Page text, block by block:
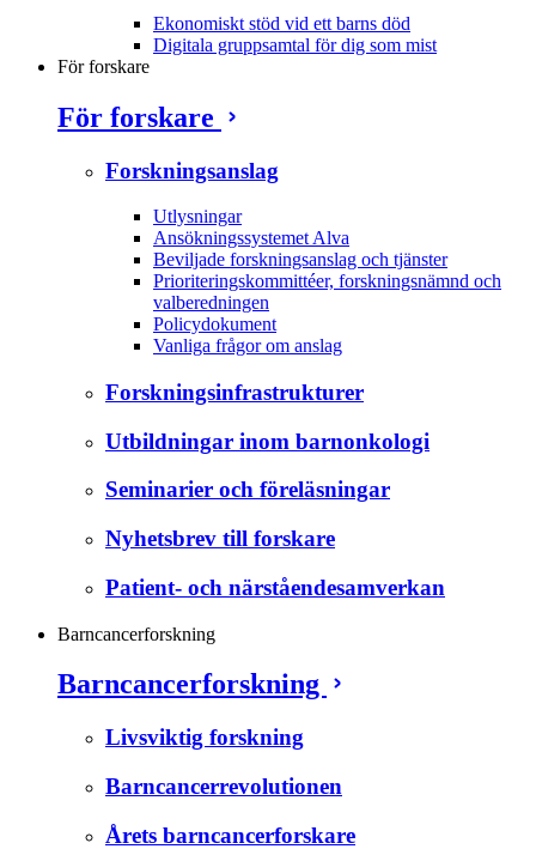
Ekonomiskt stöd vid ett barns död
Digitala gruppsamtal för dig som mist
För forskare
För forskare
Forskningsanslag
Utlysningar
Ansökningssystemet Alva
Beviljade forskningsanslag och tjänster
Prioriteringskommittéer, forskningsnämnd och
valberedningen
Policydokument
Vanliga frågor om anslag
Forskningsinfrastrukturer
Utbildningar inom barnonkologi
Seminarier och föreläsningar
Nyhetsbrev till forskare
Patient- och närståendesamverkan
Barncancerforskning
Barncancerforskning
Livsviktig forskning
Barncancerrevolutionen
Årets barncancerforskare